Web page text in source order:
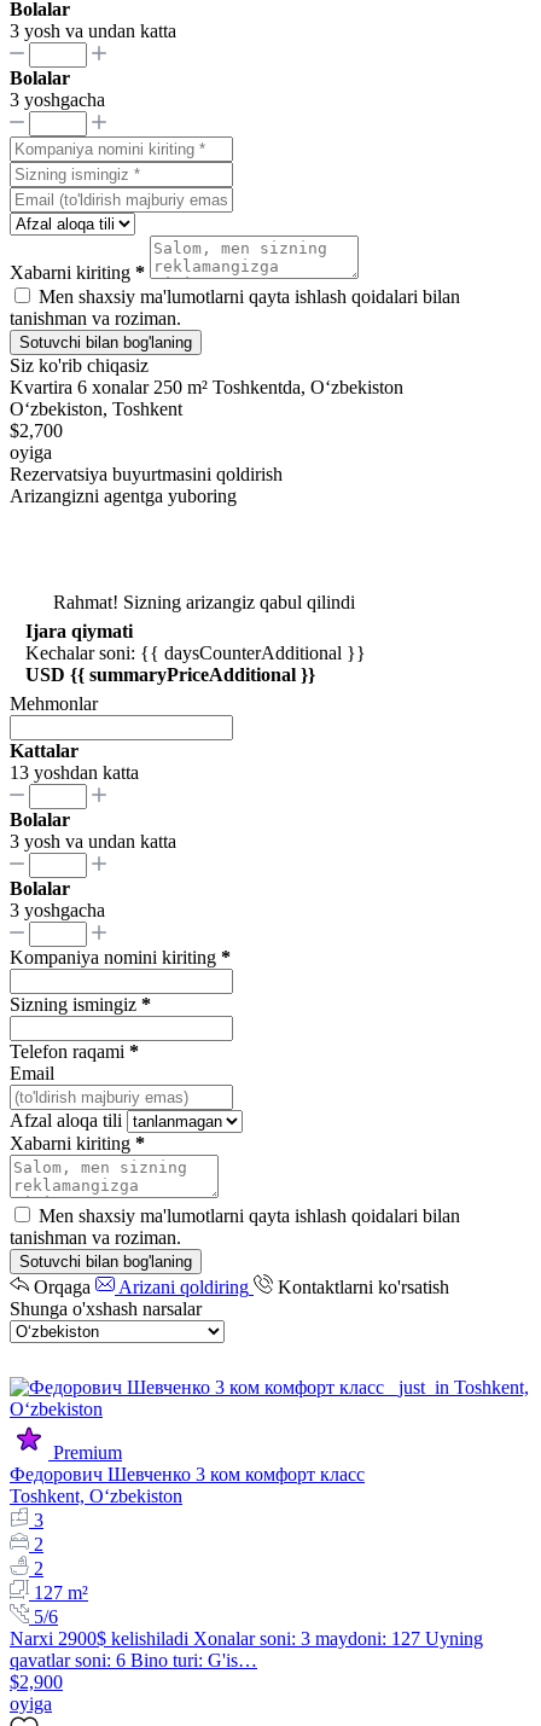
Bolalar
3 yosh va undan katta
Bolalar
3 yoshgacha
Xabarni kiriting *
Men shaxsiy ma'lumotlarni qayta ishlash qoidalari bilan
tanishman va roziman.
Sotuvchi bilan bog'laning
Siz ko'rib chiqasiz
Kvartira 6 xonalar 250 m² Toshkentda, Oʻzbekiston
Oʻzbekiston, Toshkent
$2,700
oyiga
Rezervatsiya buyurtmasini qoldirish
Arizangizni agentga yuboring
Rahmat! Sizning arizangiz qabul qilindi
Ijara qiymati
Kechalar soni: {{ daysCounterAdditional }}
USD {{ summaryPriceAdditional }}
Mehmonlar
Kattalar
13 yoshdan katta
Bolalar
3 yosh va undan katta
Bolalar
3 yoshgacha
Kompaniya nomini kiriting *
Sizning ismingiz *
Telefon raqami *
Email
Afzal aloqa tili
Xabarni kiriting *
Men shaxsiy ma'lumotlarni qayta ishlash qoidalari bilan
tanishman va roziman.
Sotuvchi bilan bog'laning
Orqaga Arizani qoldiring
Kontaktlarni ko'rsatish
Shunga o'xshash narsalar
Premium
Федорович Шевченко 3 ком комфорт класс
Toshkent, Oʻzbekiston
3
2
2
127 m²
5/6
Narxi 2900$ kelishiladi Xonalar soni: 3 maydoni: 127 Uyning
qavatlar soni: 6 Bino turi: G'is…
$2,900
oyiga